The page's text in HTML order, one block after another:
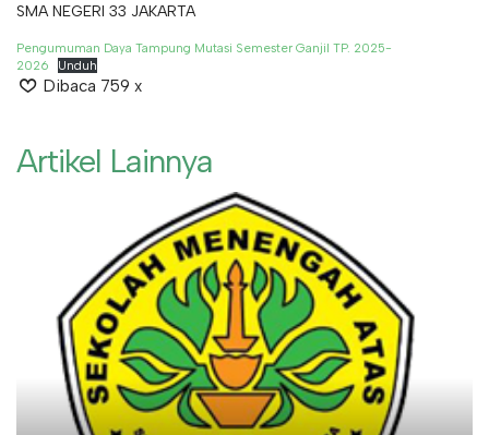
SMA NEGERI 33 JAKARTA
Pengumuman Daya Tampung Mutasi Semester Ganjil TP. 2025-
2026
Unduh
Dibaca 759 x
Artikel Lainnya